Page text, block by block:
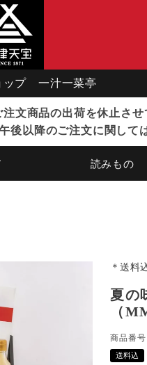
ップ 一汁一菜亭
文商品の出荷を休止させ
以降のご注文に関して
読みもの
＊送料
夏の
（
商品番号
送料込